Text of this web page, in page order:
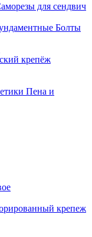
для сендвич
Болты
Пена и
крепеж